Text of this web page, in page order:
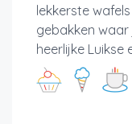
lekkerste
gebakken
heerlijke Luikse